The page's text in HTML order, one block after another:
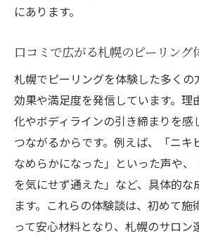
にあります。
口コミで広がる札幌のピーリング
札幌でピーリングを体験した多くの
効果や満足度を発信しています。理
化やボディラインの引き締まりを感
つながるからです。例えば、「ニキ
なめらかになった」といった声や、
を気にせず通えた」など、具体的な
ます。これらの体験談は、初めて施
って安心材料となり、札幌のサロン